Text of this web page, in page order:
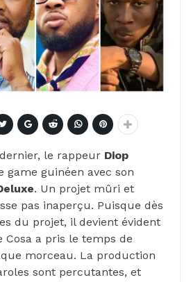
le rappeur Diop
game guinéen avec son
. Un projet mûri et
pas inaperçu. Puisque dès
du projet, il devient évident
a pris le temps de
morceau. La production
sont percutantes, et